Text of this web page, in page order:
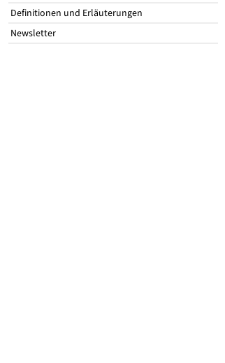
Definitionen und Erläuterungen
Newsletter